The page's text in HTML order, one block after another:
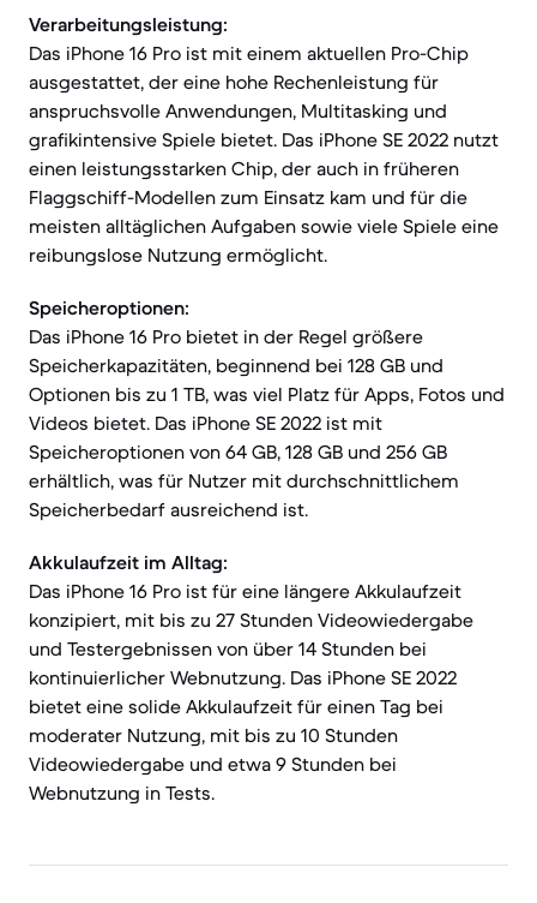
Verarbeitungsleistung:
Das iPhone 16 Pro ist mit einem aktuellen Pro-Chip
ausgestattet, der eine hohe Rechenleistung für
anspruchsvolle Anwendungen, Multitasking und
grafikintensive Spiele bietet. Das iPhone SE 2022 nutzt
einen leistungsstarken Chip, der auch in früheren
Flaggschiff-Modellen zum Einsatz kam und für die
meisten alltäglichen Aufgaben sowie viele Spiele eine
reibungslose Nutzung ermöglicht.
Speicheroptionen:
Das iPhone 16 Pro bietet in der Regel größere
Speicherkapazitäten, beginnend bei 128 GB und
Optionen bis zu 1 TB, was viel Platz für Apps, Fotos und
Videos bietet. Das iPhone SE 2022 ist mit
Speicheroptionen von 64 GB, 128 GB und 256 GB
erhältlich, was für Nutzer mit durchschnittlichem
Speicherbedarf ausreichend ist.
Akkulaufzeit im Alltag:
Das iPhone 16 Pro ist für eine längere Akkulaufzeit
konzipiert, mit bis zu 27 Stunden Videowiedergabe
und Testergebnissen von über 14 Stunden bei
kontinuierlicher Webnutzung. Das iPhone SE 2022
bietet eine solide Akkulaufzeit für einen Tag bei
moderater Nutzung, mit bis zu 10 Stunden
Videowiedergabe und etwa 9 Stunden bei
Webnutzung in Tests.